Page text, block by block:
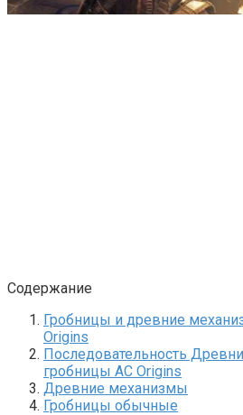
Содержание
Гробницы и древние
Origins
Последовательность
гробницы AC Origins
Древние механизмы
Гробницы обычные